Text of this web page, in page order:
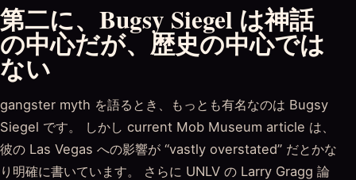
第二に、Bugsy Siegel は神話
の中心だが、歴史の中心では
ない
gangster myth を語るとき、もっとも有名なのは Bugsy
Siegel です。 しかし current Mob Museum article は、
彼の Las Vegas への影響が “vastly overstated” だとかな
り明確に書いています。 さらに UNLV の Larry Gragg 論